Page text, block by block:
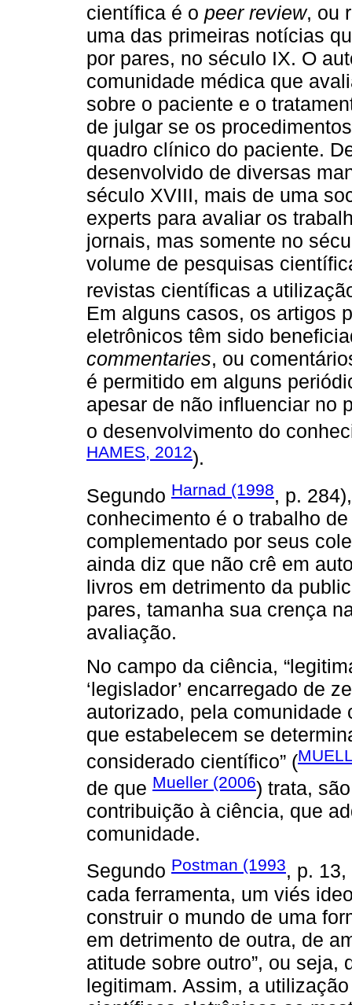
científica é o peer review, ou
uma das primeiras notícias
por pares, no século IX. O
comunidade médica que
sobre o paciente e o
de julgar se os
quadro clínico do paciente.
desenvolvido de diversas
século XVIII, mais de uma
experts para avaliar os
jornais, mas somente no
volume de pesquisas
revistas científicas a
Em alguns casos, os artigos
eletrônicos têm sido
commentaries, ou
é permitido em alguns
apesar de não influenciar no
o desenvolvimento do
HAMES, 2012).
Segundo Harnad (1998, p.
conhecimento é o trabalho
complementado por seus
ainda diz que não crê em
livros em detrimento da
pares, tamanha sua crença
avaliação.
No campo da ciência,
‘legislador’ encarregado de
autorizado, pela
que estabelecem se
considerado científico” (
de que Mueller (2006) trata,
contribuição à ciência, que
comunidade.
Segundo Postman (1993, p.
cada ferramenta, um viés
construir o mundo de uma
em detrimento de outra, de
atitude sobre outro”, ou seja,
legitimam. Assim, a